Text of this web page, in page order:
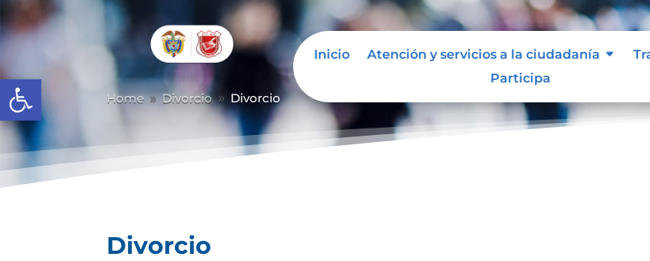
Abrir barra de herramientas
Inicio Atención y servicios a la ciudadanía
Participa
Home 9 Divorcio 9 Divorcio
Divorcio